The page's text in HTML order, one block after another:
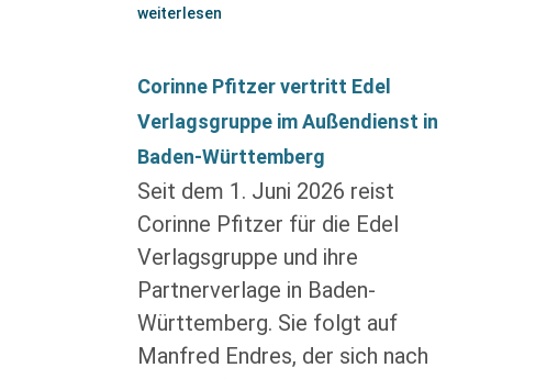
weiterlesen
Corinne Pfitzer vertritt Edel
Verlagsgruppe im Außendienst in
Baden-Württemberg
Seit dem 1. Juni 2026 reist
Corinne Pfitzer für die Edel
Verlagsgruppe und ihre
Partnerverlage in Baden-
Württemberg. Sie folgt auf
Manfred Endres, der sich nach